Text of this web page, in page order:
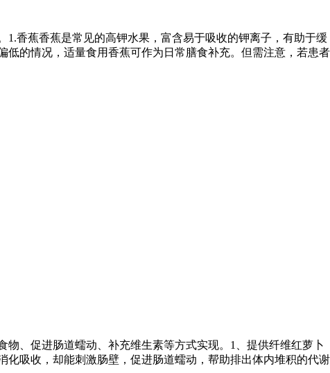
香蕉香蕉是常见的高钾水果，富含易于吸收的钾离子，有助于缓
的情况，适量食用香蕉可作为日常膳食补充。但需注意，若患者
、促进肠道蠕动、补充维生素等方式实现。1、提供纤维红萝卜
吸收，却能刺激肠壁，促进肠道蠕动，帮助排出体内堆积的代谢